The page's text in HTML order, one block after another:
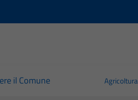
il Comune Agricoltura